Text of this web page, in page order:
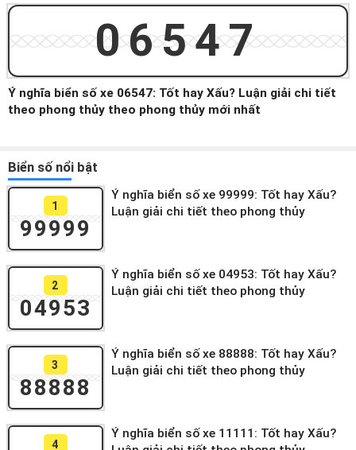
06547
Ý nghĩa biển số xe 06547: Tốt hay Xấu? Luận giải chi tiết
theo phong thủy theo phong thủy mới nhất
Biển số nổi bật
1
99999
Ý nghĩa biển số xe 99999: Tốt hay Xấu?
Luận giải chi tiết theo phong thủy
2
04953
Ý nghĩa biển số xe 04953: Tốt hay Xấu?
Luận giải chi tiết theo phong thủy
3
88888
Ý nghĩa biển số xe 88888: Tốt hay Xấu?
Luận giải chi tiết theo phong thủy
4
Ý nghĩa biển số xe 11111: Tốt hay Xấu?